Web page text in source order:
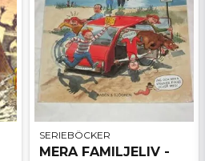
SERIEBÖCKER
MERA FAMILJELIV -